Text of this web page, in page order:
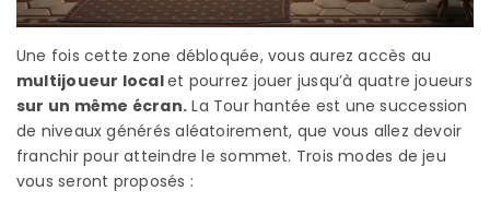
Une fois cette zone débloquée, vous aurez accès au
multijoueur localet pourrez jouer jusqu’à quatre joueurs
sur un même écran. La Tour hantée est une succession
de niveaux générés aléatoirement, que vous allez devoir
franchir pour atteindre le sommet. Trois modes de jeu
vous seront proposés :